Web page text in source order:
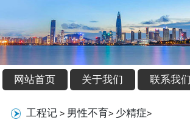
网站首页 关于我们 联系我们
工程记 > 男性不育> 少精症>